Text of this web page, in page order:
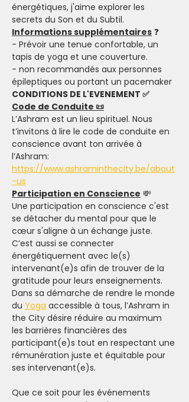
énergétiques, j'aime explorer les
secrets du Son et du Subtil.
Informations supplémentaires ❓
- Prévoir une tenue confortable, un
tapis de yoga et une couverture.
- non recommandés aux personnes
épileptiques ou portant un pacemaker
CONDITIONS DE L'EVENEMENT ✅
Code de Conduite 📜
L’Ashram est un lieu spirituel. Nous
t’invitons à lire le code de conduite en
conscience avant ton arrivée à
l’Ashram:
https://www.ashraminthecity.be/about
-us
Participation en Conscience 💸
Une participation en conscience c'est
se détacher du mental pour que le
cœur s'aligne à un échange juste.
C’est aussi se connecter
énergétiquement avec le(s)
intervenant(e)s afin de trouver de la
gratitude pour leurs enseignements.
Dans sa démarche de rendre le monde
du Yoga accessible à tous, l’Ashram in
the City désire réduire au maximum
les barrières financières des
participant(e)s tout en respectant une
rémunération juste et équitable pour
ses intervenant(e)s.
Que ce soit pour les événements